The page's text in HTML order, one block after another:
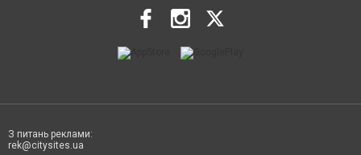
З питань реклами:
rek@citysites.ua